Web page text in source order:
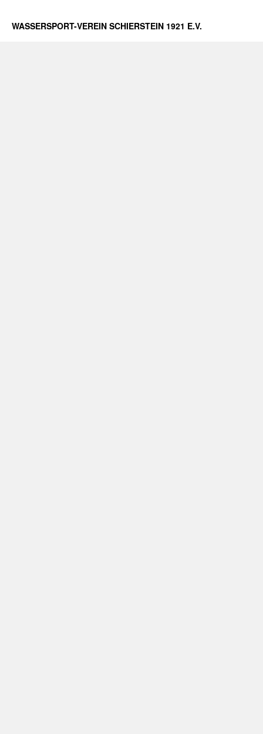
WASSERSPORT-VEREIN SCHIERSTEIN 1921 E.V.